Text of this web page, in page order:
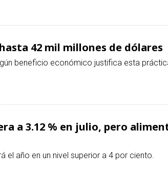
a 3.12 % en julio, pero
el año en un nivel superior a 4 por ciento.
lista para la reducción de la